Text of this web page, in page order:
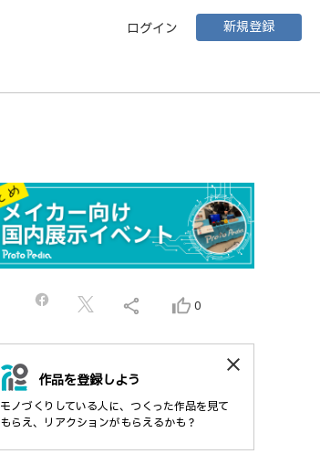
ログイン 新規登録
share thumb_up_alt 0
作品を登録しよう
モノづくりしている人に、つくった作品を見て
もらえ、リアクションがもらえるかも？
close